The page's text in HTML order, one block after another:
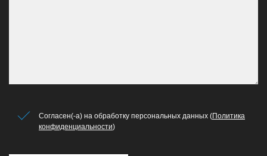
Согласен(-а) на обработку персональных данных (Политика
конфиденциальности)